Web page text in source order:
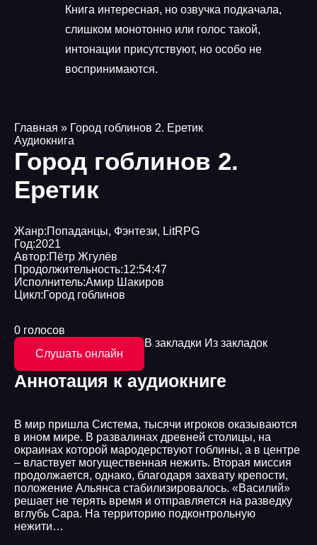
Книга интересная, но озвучка подкачала,
слишком монотонно или голос такой,
интонации присутствуют, но особо не
воспринимаются.
Главная » Город гоблинов 2. Еретик
Аудиокнига
Город гоблинов 2.
Еретик
Жанр:Попаданцы, Фэнтези, LitRPG
Год:2021
Автор:Пётр Жгулёв
Продолжительность:12:54:47
Исполнитель:Амир Шакиров
Цикл:Город гоблинов
0 голосов
Слушать онлайн
В закладки Из закладок
Аннотация к аудиокниге
В мир пришла Система, тысячи игроков оказываются
в ином мире. В развалинах древней столицы, на
окраинах которой мародерствуют гоблины, а в центре
– властвует могущественная нежить. Вторая миссия
продолжается, однако, благодаря захвату крепости,
положение Альянса стабилизировалось. «Василий»
решает не терять время и отправляется на разведку
вглубь Сара. На территорию подконтрольную
нежити…